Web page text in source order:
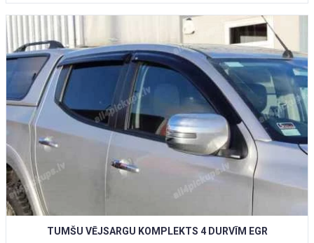
TUMŠU VĒJSARGU KOMPLEKTS 4 DURVĪM EGR